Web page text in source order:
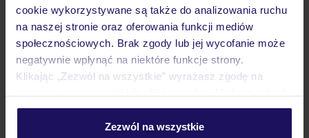
cookie wykorzystywane są także do analizowania ruchu
na naszej stronie oraz oferowania funkcji mediów
społecznościowych. Brak zgody lub jej wycofanie może
negatywnie wpłynąć na niektóre funkcje strony.
Klikając „Zezwól na wszystkie” wyrażasz zgodę na
personalizować swój wybór wchodząc w zakładkę
Zezwól na wszystkie
Lider niskich cen
Największe biuro
podróży w Polsce